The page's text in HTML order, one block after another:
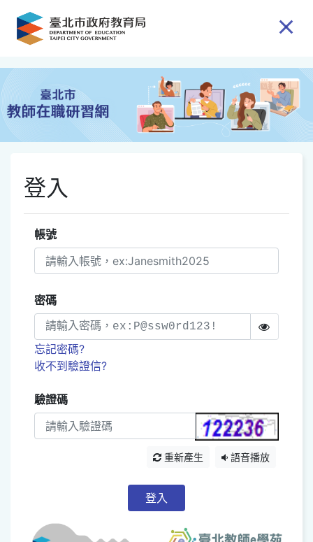
跳到主要內容
登入
帳號
密碼
忘記密碼?
收不到驗證信?
驗證碼
重新產生 語音播放
登入